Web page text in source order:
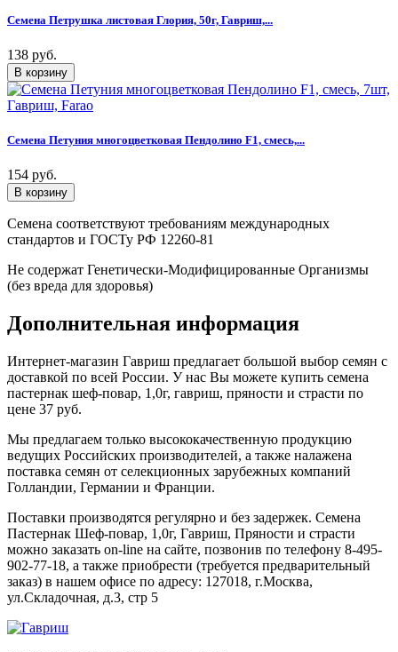
Семена Петрушка листовая Глория, 50г, Гавриш,...
138 руб.
Семена Петуния многоцветковая Пендолино F1, смесь,...
154 руб.
Семена соответствуют требованиям международных
стандартов и ГОСТу РФ 12260-81
Не содержат Генетически-Модифицированные Организмы
(без вреда для здоровья)
Дополнительная информация
Интернет-магазин Гавриш предлагает большой выбор семян с
доставкой по всей России. У нас Вы можете купить семена
пастернак шеф-повар, 1,0г, гавриш, пряности и страсти по
цене 37 руб.
Мы предлагаем только высококачественную продукцию
ведущих Российских производителей, а также налажена
поставка семян от селекционных зарубежных компаний
Голландии, Германии и Франции.
Поставки производятся регулярно и без задержек. Семена
Пастернак Шеф-повар, 1,0г, Гавриш, Пряности и страсти
можно заказать on-line на сайте, позвонив по телефону 8-495-
902-77-18, а также приобрести (требуется предварительный
заказ) в нашем офисе по адресу: 127018, г.Москва,
ул.Складочная, д.3, стр 5